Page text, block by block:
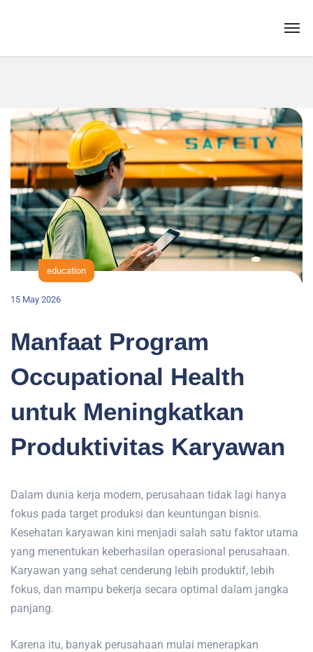
education
15 May 2026
Manfaat Program
Occupational Health
untuk Meningkatkan
Produktivitas Karyawan
Dalam dunia kerja modern, perusahaan tidak lagi hanya
fokus pada target produksi dan keuntungan bisnis.
Kesehatan karyawan kini menjadi salah satu faktor utama
yang menentukan keberhasilan operasional perusahaan.
Karyawan yang sehat cenderung lebih produktif, lebih
fokus, dan mampu bekerja secara optimal dalam jangka
panjang.
Karena itu, banyak perusahaan mulai menerapkan